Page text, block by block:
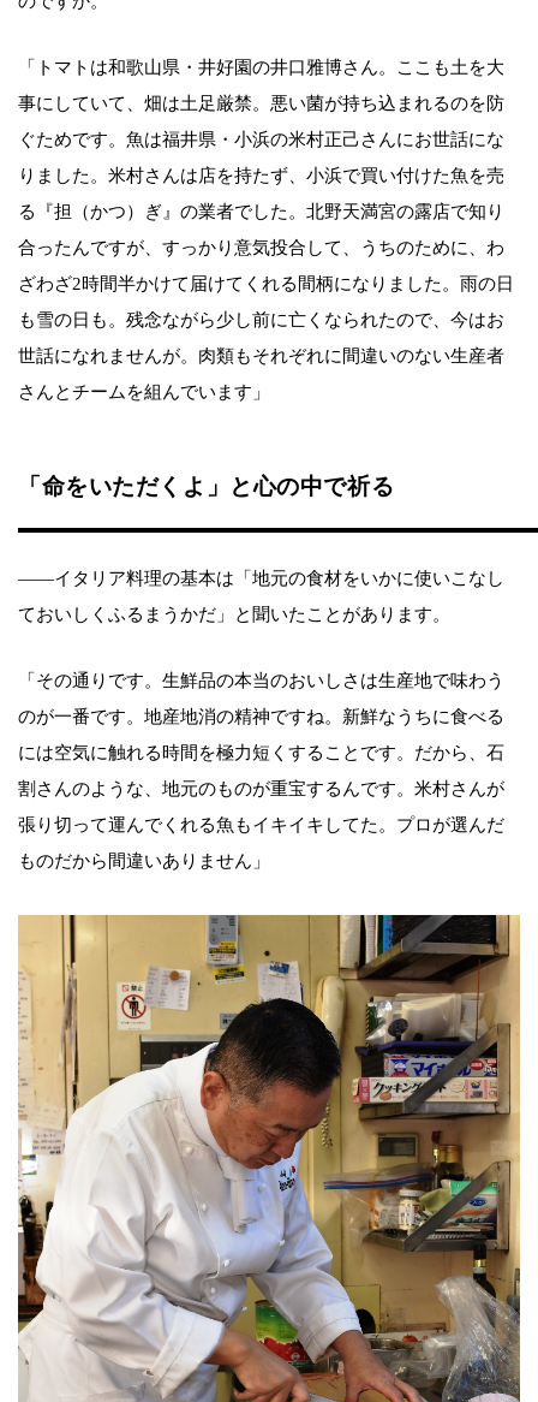
「トマトは和歌山県・井好園の井口雅博さん。ここも土を大
事にしていて、畑は土足厳禁。悪い菌が持ち込まれるのを防
ぐためです。魚は福井県・小浜の米村正己さんにお世話にな
りました。米村さんは店を持たず、小浜で買い付けた魚を売
る『担（かつ）ぎ』の業者でした。北野天満宮の露店で知り
合ったんですが、すっかり意気投合して、うちのために、わ
ざわざ2時間半かけて届けてくれる間柄になりました。雨の日
も雪の日も。残念ながら少し前に亡くなられたので、今はお
世話になれませんが。肉類もそれぞれに間違いのない生産者
さんとチームを組んでいます」
「命をいただくよ」と心の中で祈る
――イタリア料理の基本は「地元の食材をいかに使いこなし
ておいしくふるまうかだ」と聞いたことがあります。
「その通りです。生鮮品の本当のおいしさは生産地で味わう
のが一番です。地産地消の精神ですね。新鮮なうちに食べる
には空気に触れる時間を極力短くすることです。だから、石
割さんのような、地元のものが重宝するんです。米村さんが
張り切って運んでくれる魚もイキイキしてた。プロが選んだ
ものだから間違いありません」